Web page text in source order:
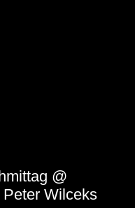
@
Wilceks